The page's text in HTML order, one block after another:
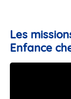
Les
Enfance